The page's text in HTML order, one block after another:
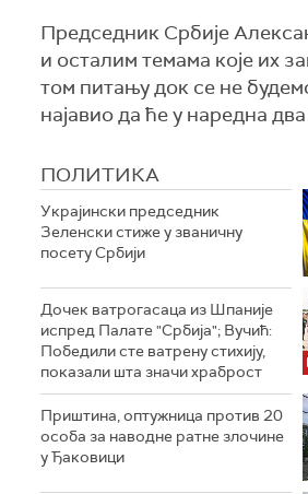
Председник Србије
и осталим темама које их
том питању док се не
најавио да ће у наредна
ПОЛИТИКА
Украјински председник
Зеленски стиже у званичну
посету Србији
Дочек ватрогасаца из Шпаније
испред Палате "Србија"; Вучић:
Победили сте ватрену стихију,
показали шта значи храброст
Приштина, оптужница против 20
особа за наводне ратне злочине
у Ђаковици